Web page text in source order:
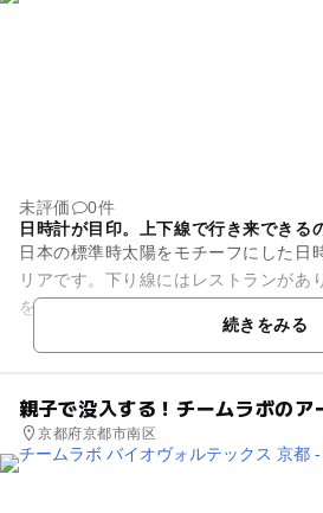
未評価
0件
日時計が目印。上下線で行き来できる
日本の標準時太陽をモチーフにした日
リアです。下り線にはレストランがあ
をアレンジした「牛すじぼっかけラー
地メニューが楽しめます。 ...続きをみる
親子で没入する！チームラボのア
京都府京都市南区